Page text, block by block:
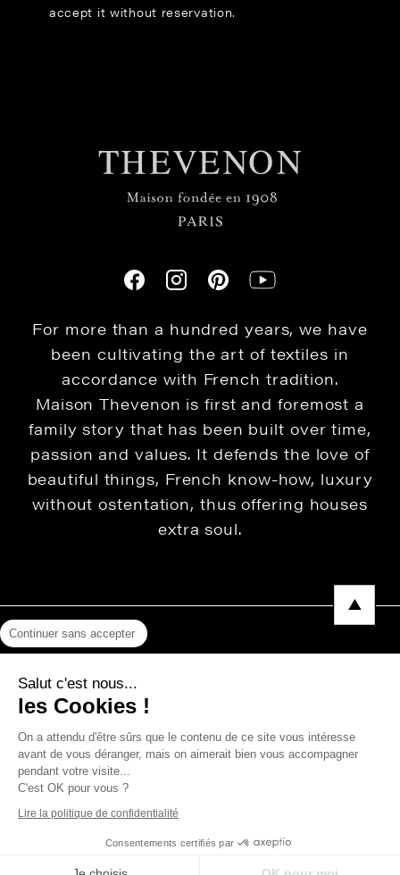
accept it without reservation.
For more than a hundred years, we have
been cultivating the art of textiles in
accordance with French tradition.
Maison Thevenon is first and foremost a
family story that has been built over time,
passion and values. It defends the love of
beautiful things, French know-how, luxury
without ostentation, thus offering houses
extra soul.
Privacy Policy
Press area
Continuer sans accepter
Salut c'est nous...
les Cookies !
On a attendu d'être sûrs que le contenu de ce site vous intéresse
avant de vous déranger, mais on aimerait bien vous accompagner
pendant votre visite...
C'est OK pour vous ?
Lire la politique de confidentialité
Consentements certifiés par